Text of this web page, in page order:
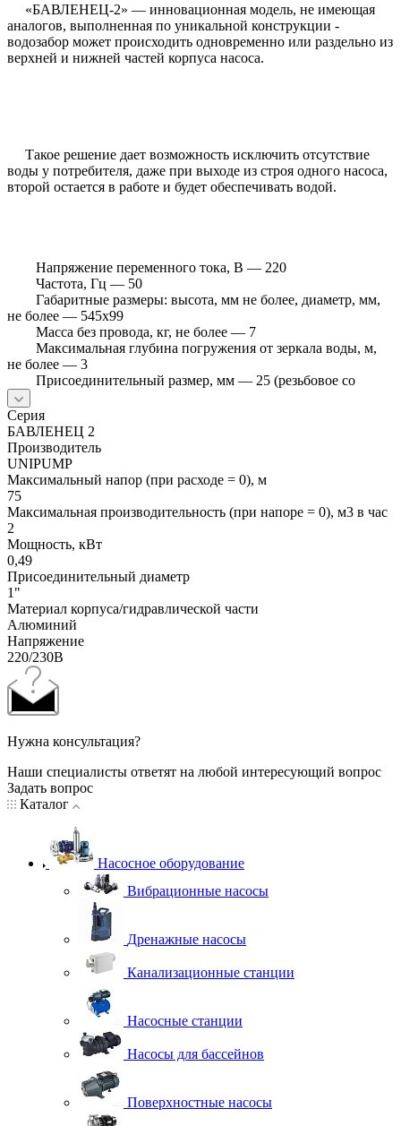
«БАВЛЕНЕЦ-2» — инновационная модель, не имеющая
аналогов, выполненная по уникальной конструкции -
водозабор может происходить одновременно или раздельно из
верхней и нижней частей корпуса насоса.
Такое решение дает возможность исключить отсутствие
воды у потребителя, даже при выходе из строя одного насоса,
второй остается в работе и будет обеспечивать водой.
Напряжение переменного тока, В — 220
Частота, Гц — 50
Габаритные размеры: высота, мм не более, диаметр, мм,
не более — 545x99
Масса без провода, кг, не более — 7
Максимальная глубина погружения от зеркала воды, м,
не более — 3
Присоединительный размер, мм — 25 (резьбовое со
Серия
БАВЛЕНЕЦ 2
Производитель
UNIPUMP
Максимальный напор (при расходе = 0), м
75
Максимальная производительность (при напоре = 0), м3 в час
2
Мощность, кВт
0,49
Присоединительный диаметр
1"
Материал корпуса/гидравлической части
Алюминий
Напряжение
220/230В
Нужна консультация?
Наши специалисты ответят на любой интересующий вопрос
Задать вопрос
Каталог
Насосное оборудование
Вибрационные насосы
Дренажные насосы
Канализационные станции
Насосные станции
Насосы для бассейнов
Поверхностные насосы